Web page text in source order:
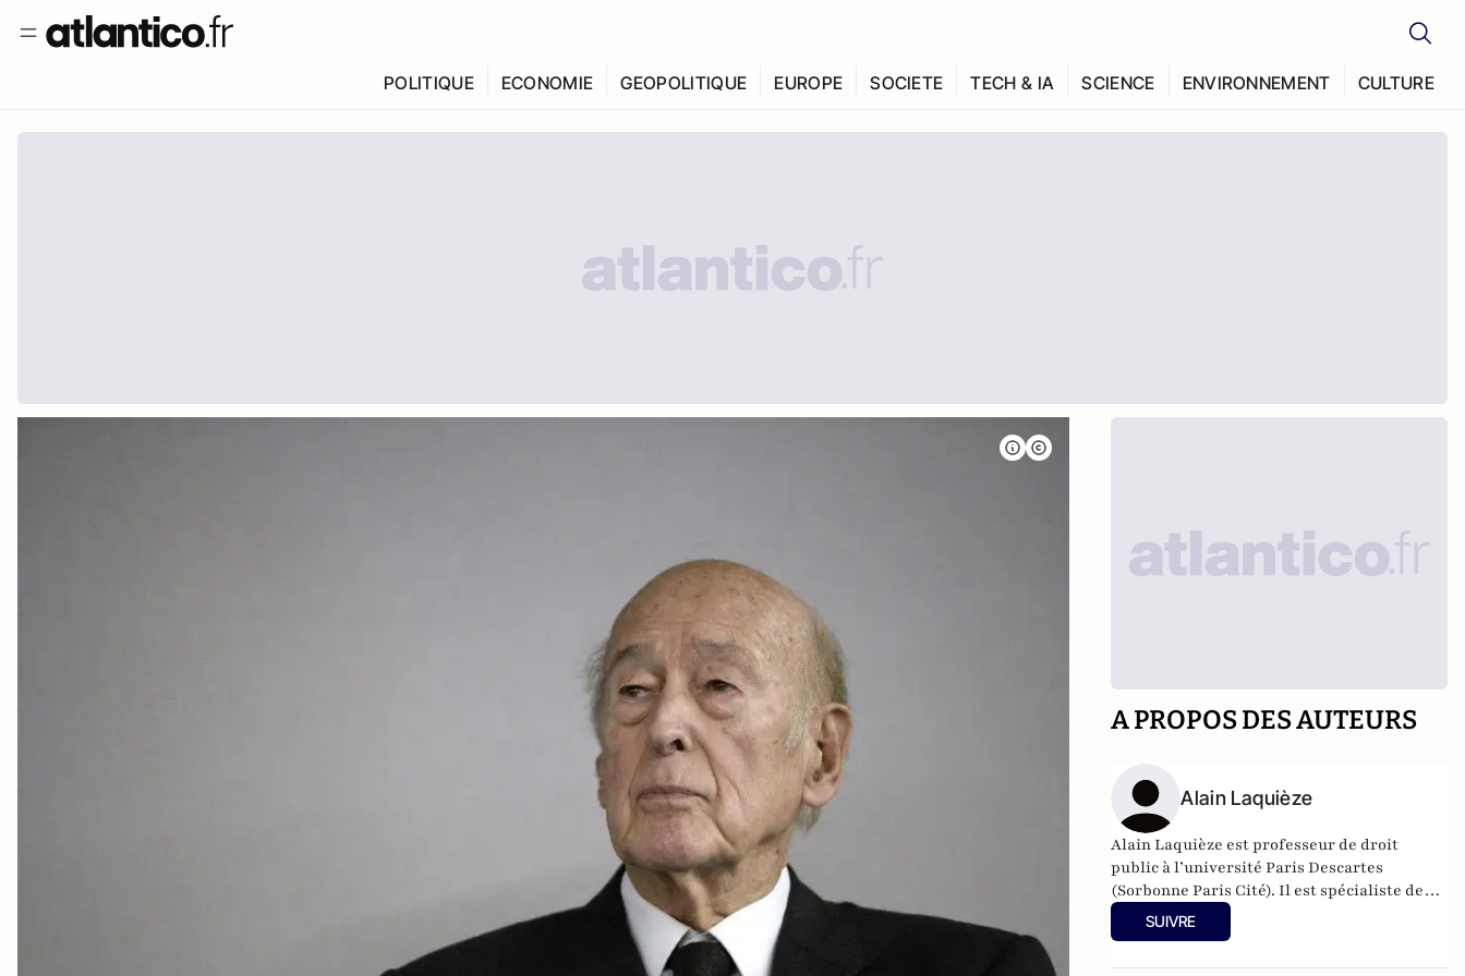
POLITIQUE ECONOMIE GEOPOLITIQUE EUROPE SOCIETE TECH & IA SCIENCE ENVIRONNEMENT CULTURE
A PROPOS DES AUTEURS
Alain Laquièze
Alain Laquièze est professeur de droit
public à l’université Paris Descartes
(Sorbonne Paris Cité). Il est spécialiste de
droit constitutionnel et d’histoire des idées
politiques. Il a notamment publié en co-
SUIVRE